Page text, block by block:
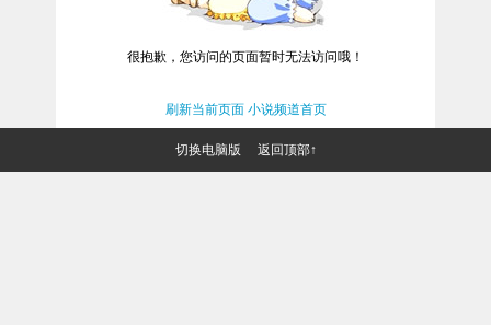
很抱歉，您访问的页面暂时无法访问哦！
刷新当前页面 小说频道首页
切换电脑版 返回顶部↑